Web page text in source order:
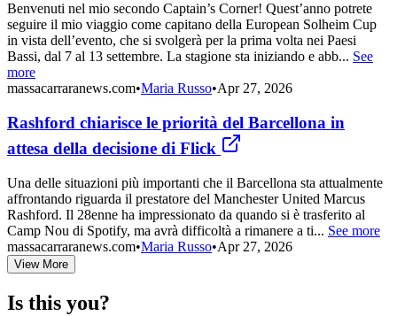
Benvenuti nel mio secondo Captain’s Corner! Quest’anno potrete
seguire il mio viaggio come capitano della European Solheim Cup
in vista dell’evento, che si svolgerà per la prima volta nei Paesi
Bassi, dal 7 al 13 settembre. La stagione sta iniziando e abb... See
more
massacarraranews.com•Maria Russo•Apr 27, 2026
Rashford chiarisce le priorità del Barcellona in
attesa della decisione di Flick
Una delle situazioni più importanti che il Barcellona sta attualmente
affrontando riguarda il prestatore del Manchester United Marcus
Rashford. Il 28enne ha impressionato da quando si è trasferito al
Camp Nou di Spotify, ma avrà difficoltà a rimanere a ti... See more
massacarraranews.com•Maria Russo•Apr 27, 2026
View More
Is this you?